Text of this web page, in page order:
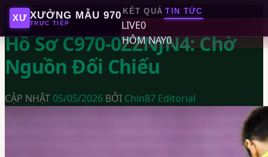
XƯ XƯỞNG MẪU 970
TRỰC TIẾP
KẾT QUẢ TIN TỨC
LIVE0
HÔM NAY0
TIN THỂ THAO
Hồ Sơ C970-0ZZNJN4: Chờ
Nguồn Đối Chiếu
CẬP NHẬT 05/05/2026 BỞI Chin87 Editorial